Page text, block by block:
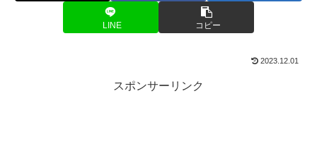
LINE コピー
2023.12.01
スポンサーリンク